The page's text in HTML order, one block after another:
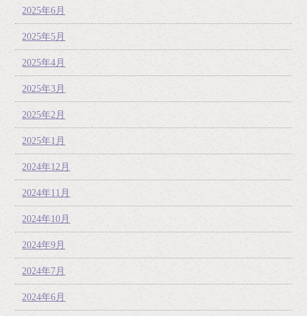
2025年6月
2025年5月
2025年4月
2025年3月
2025年2月
2025年1月
2024年12月
2024年11月
2024年10月
2024年9月
2024年7月
2024年6月